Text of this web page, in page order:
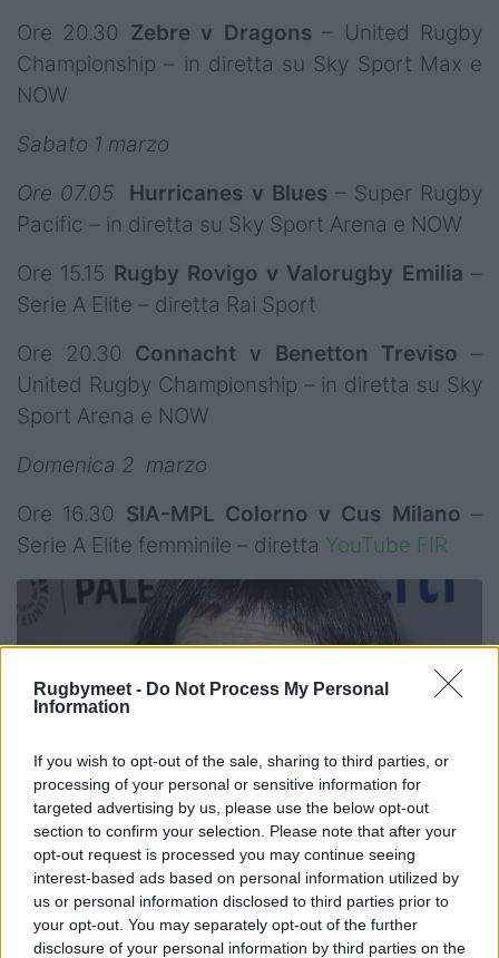
Rugbymeet - Do Not Process My Personal
Information
If you wish to opt-out of the sale, sharing to third parties, or
processing of your personal or sensitive information for
targeted advertising by us, please use the below opt-out
section to confirm your selection. Please note that after your
opt-out request is processed you may continue seeing
interest-based ads based on personal information utilized by
us or personal information disclosed to third parties prior to
your opt-out. You may separately opt-out of the further
disclosure of your personal information by third parties on the
Ore 20.30 Zebre v Dragons– United Rugby
Championship – in diretta su Sky Sport Max e
NOW
Sabato 1 marzo
Ore 07.05 Hurricanes v Blues– Super Rugby
Pacific – in diretta su Sky Sport Arena e NOW
Ore 15.15 Rugby Rovigo v Valorugby Emilia–
Serie A Elite – diretta Rai Sport
Ore 20.30 Connacht v Benetton Treviso–
United Rugby Championship – in diretta su Sky
Sport Arena e NOW
Domenica 2 marzo
Ore 16.30 SIA-MPL Colorno v Cus Milano –
Serie A Elite femminile – diretta YouTube FIR